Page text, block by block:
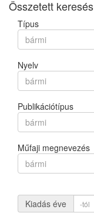
Összetett keresés
Típus
bármi
Nyelv
bármi
Publikációtípus
bármi
Műfaji megnevezés
bármi
Kiadás éve